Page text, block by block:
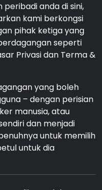
anda di sini,
kami berkongsi
pihak ketiga yang
seperti
Privasi dan Terma &
yang boleh
– dengan perisian
manusia, atau
dan menjadi
untuk memilih
untuk dia